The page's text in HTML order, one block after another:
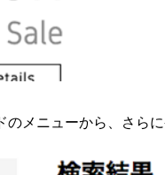
メニューから、さら